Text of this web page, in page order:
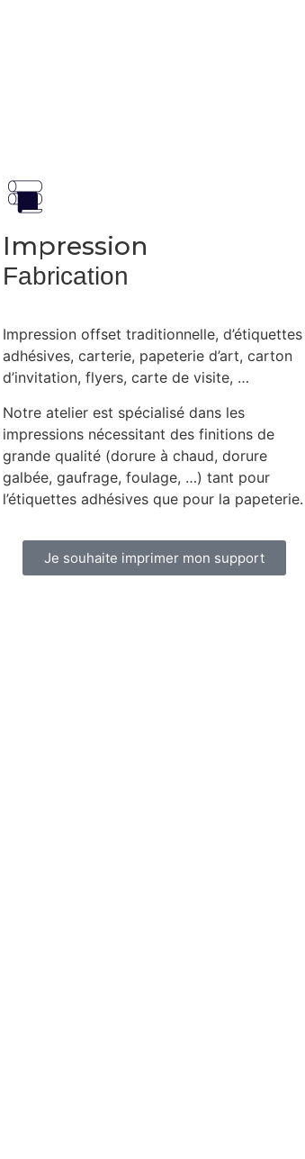
Impression
Fabrication
Impression offset traditionnelle, d’étiquettes
adhésives, carterie, papeterie d’art, carton
d’invitation, flyers, carte de visite, …
Notre atelier est spécialisé dans les
impressions nécessitant des finitions de
grande qualité (dorure à chaud, dorure
galbée, gaufrage, foulage, …) tant pour
l’étiquettes adhésives que pour la papeterie.
Je souhaite imprimer mon support